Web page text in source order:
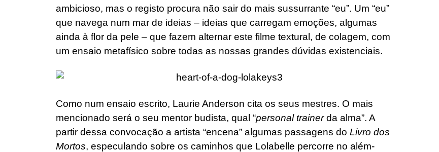
ambicioso, mas o registo procura não sair do mais sussurrante “eu”. Um “eu”
que navega num mar de ideias – ideias que carregam emoções, algumas
ainda à flor da pele – que fazem alternar este filme textural, de colagem, com
um ensaio metafísico sobre todas as nossas grandes dúvidas existenciais.
Como num ensaio escrito, Laurie Anderson cita os seus mestres. O mais
mencionado será o seu mentor budista, qual “personal trainerda alma”. A
partir dessa convocação a artista “encena” algumas passagens do Livro dos
Mortos, especulando sobre os caminhos que Lolabelle percorre no além-